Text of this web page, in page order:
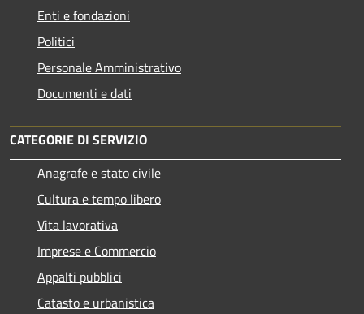
Enti e fondazioni
Politici
Personale Amministrativo
Documenti e dati
CATEGORIE DI SERVIZIO
Anagrafe e stato civile
Cultura e tempo libero
Vita lavorativa
Imprese e Commercio
Appalti pubblici
Catasto e urbanistica